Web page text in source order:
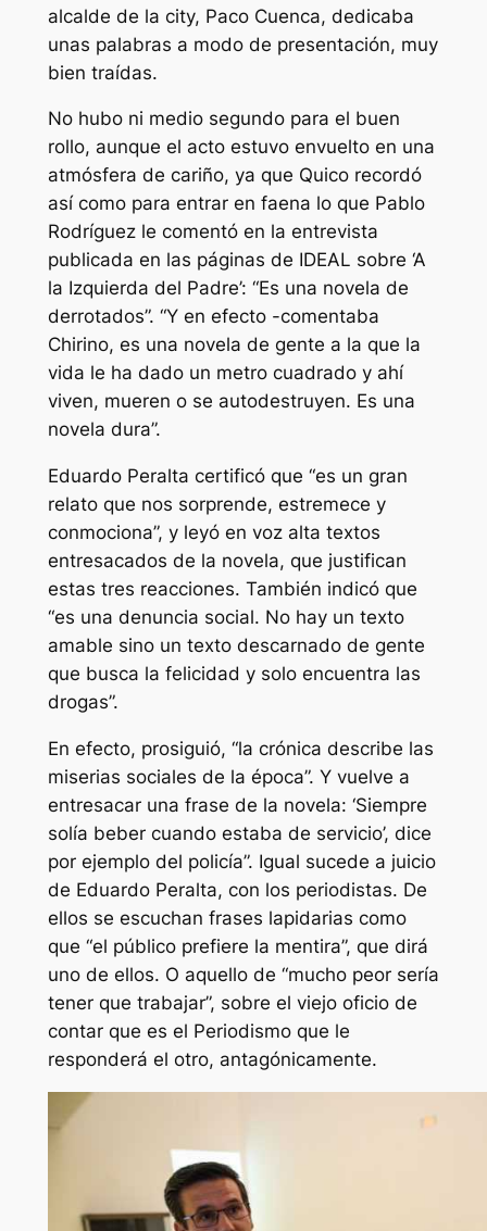
alcalde de la city, Paco Cuenca, dedicaba
unas palabras a modo de presentación, muy
bien traídas.
No hubo ni medio segundo para el buen
rollo, aunque el acto estuvo envuelto en una
atmósfera de cariño, ya que Quico recordó
así como para entrar en faena lo que Pablo
Rodríguez le comentó en la entrevista
publicada en las páginas de IDEAL sobre ‘A
la Izquierda del Padre’: “Es una novela de
derrotados”. “Y en efecto -comentaba
Chirino, es una novela de gente a la que la
vida le ha dado un metro cuadrado y ahí
viven, mueren o se autodestruyen. Es una
novela dura”.
Eduardo Peralta certificó que “es un gran
relato que nos sorprende, estremece y
conmociona”, y leyó en voz alta textos
entresacados de la novela, que justifican
estas tres reacciones. También indicó que
“es una denuncia social. No hay un texto
amable sino un texto descarnado de gente
que busca la felicidad y solo encuentra las
drogas”.
En efecto, prosiguió, “la crónica describe las
miserias sociales de la época”. Y vuelve a
entresacar una frase de la novela: ‘Siempre
solía beber cuando estaba de servicio’, dice
por ejemplo del policía”. Igual sucede a juicio
de Eduardo Peralta, con los periodistas. De
ellos se escuchan frases lapidarias como
que “el público prefiere la mentira”, que dirá
uno de ellos. O aquello de “mucho peor sería
tener que trabajar”, sobre el viejo oficio de
contar que es el Periodismo que le
responderá el otro, antagónicamente.